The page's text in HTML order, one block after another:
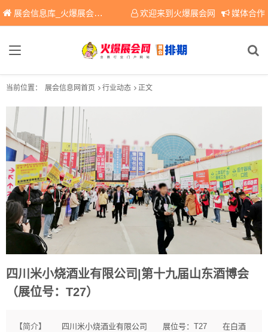
展会信息库_火爆展会网免费展会信息查询平台，提供专业会展服务！ 欢迎来到火爆展会网 媒体合作
当前位置： 展会信息网首页 行业动态 正文
四川米小烧酒业有限公司|第十九届山东酒博会
（展位号：T27）
【简介】
四川米小烧酒业有限公司 展位号：T27 在白酒